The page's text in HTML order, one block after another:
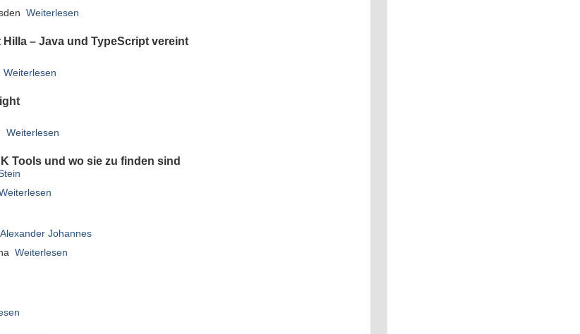
Weiterlesen
– Java und TypeScript vereint
Weiterlesen
Weiterlesen
Tools und wo sie zu finden sind
Johannes
Weiterlesen